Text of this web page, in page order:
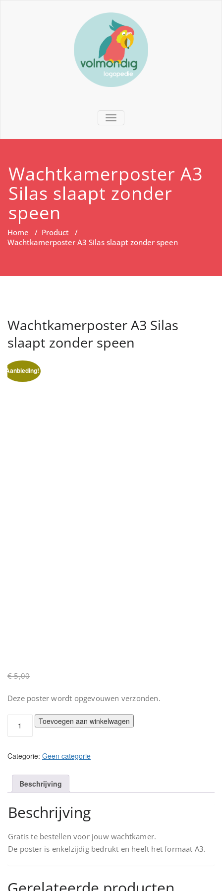
TOGGLE NAVIGATION
Wachtkamerposter A3
Silas slaapt zonder
speen
Home / Product /
Wachtkamerposter A3 Silas slaapt zonder speen
Wachtkamerposter A3 Silas
slaapt zonder speen
Aanbieding!
€5,00
was:
€ 5,00.
is:
€ 0,00.
Deze poster wordt opgevouwen verzonden.
Wachtkamerposter
zonder
aantal
Toevoegen aan winkelwagen
Categorie: Geen categorie
Beschrijving
Beschrijving
Gratis te bestellen voor jouw wachtkamer.
De poster is enkelzijdig bedrukt en heeft het formaat A3.